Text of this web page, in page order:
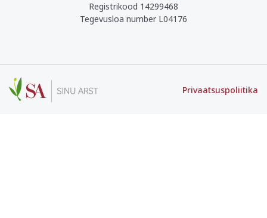
Registrikood 14299468
Tegevusloa number L04176
Privaatsuspoliitika